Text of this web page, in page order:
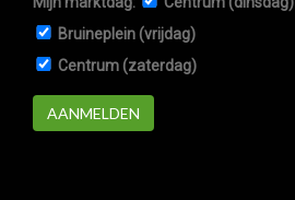
Bruineplein (vrijdag)
Centrum (zaterdag)
AANMELDEN